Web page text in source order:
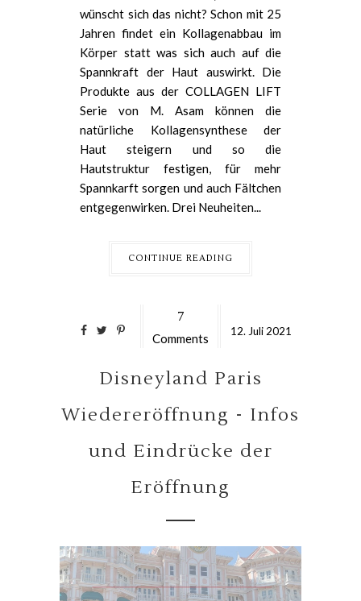
wünscht sich das nicht? Schon mit 25
Jahren findet ein Kollagenabbau im
Körper statt was sich auch auf die
Spannkraft der Haut auswirkt. Die
Produkte aus der COLLAGEN LIFT
Serie von M. Asam können die
natürliche Kollagensynthese der
Haut steigern und so die
Hautstruktur festigen, für mehr
Spannkarft sorgen und auch Fältchen
entgegenwirken. Drei Neuheiten...
CONTINUE READING
7
Comments 12. Juli 2021
Disneyland Paris
Wiedereröffnung - Infos
und Eindrücke der
Eröffnung